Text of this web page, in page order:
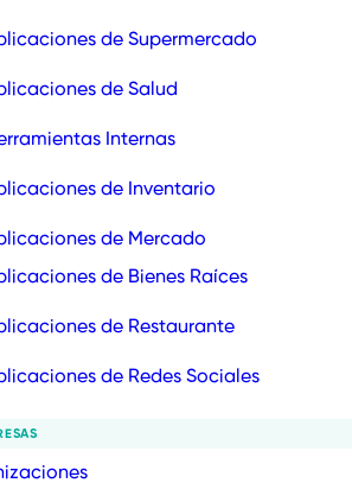
de Supermercado
de Salud
Internas
de Inventario
de Mercado
de Bienes Raíces
de Restaurante
de Redes Sociales